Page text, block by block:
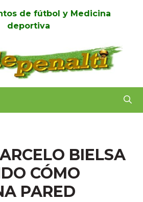
de fútbol y Medicina
deportiva
BIELSA
CÓMO
PARED